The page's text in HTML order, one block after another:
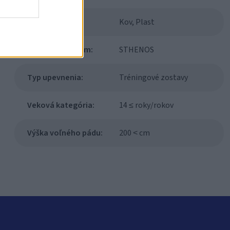
Kov, Plast
Modulový systém: STHENOS
Typ upevnenia: Tréningové zostavy
Veková kategória: 14 ≤ roky/rokov
Výška voľného pádu: 200 ˂ cm